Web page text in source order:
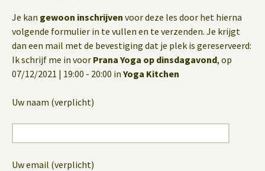
Je kan gewoon inschrijven voor deze les door het hierna
volgende formulier in te vullen en te verzenden. Je krijgt
dan een mail met de bevestiging dat je plek is gereserveerd:
Ik schrijf me in voor Prana Yoga op dinsdagavond, op
07/12/2021 | 19:00 - 20:00 in Yoga Kitchen
Uw naam (verplicht)
Uw email (verplicht)